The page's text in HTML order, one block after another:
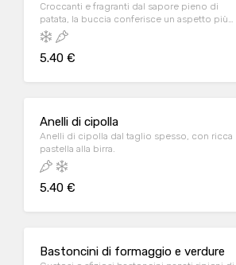
Croccanti e fragranti dal sapore pieno di
patata, la buccia conferisce un aspetto più
naturale.
5.40 €
Anelli di cipolla
Anelli di cipolla dal taglio spesso, con ricca
pastella alla birra.
5.40 €
Bastoncini di formaggio e verdure